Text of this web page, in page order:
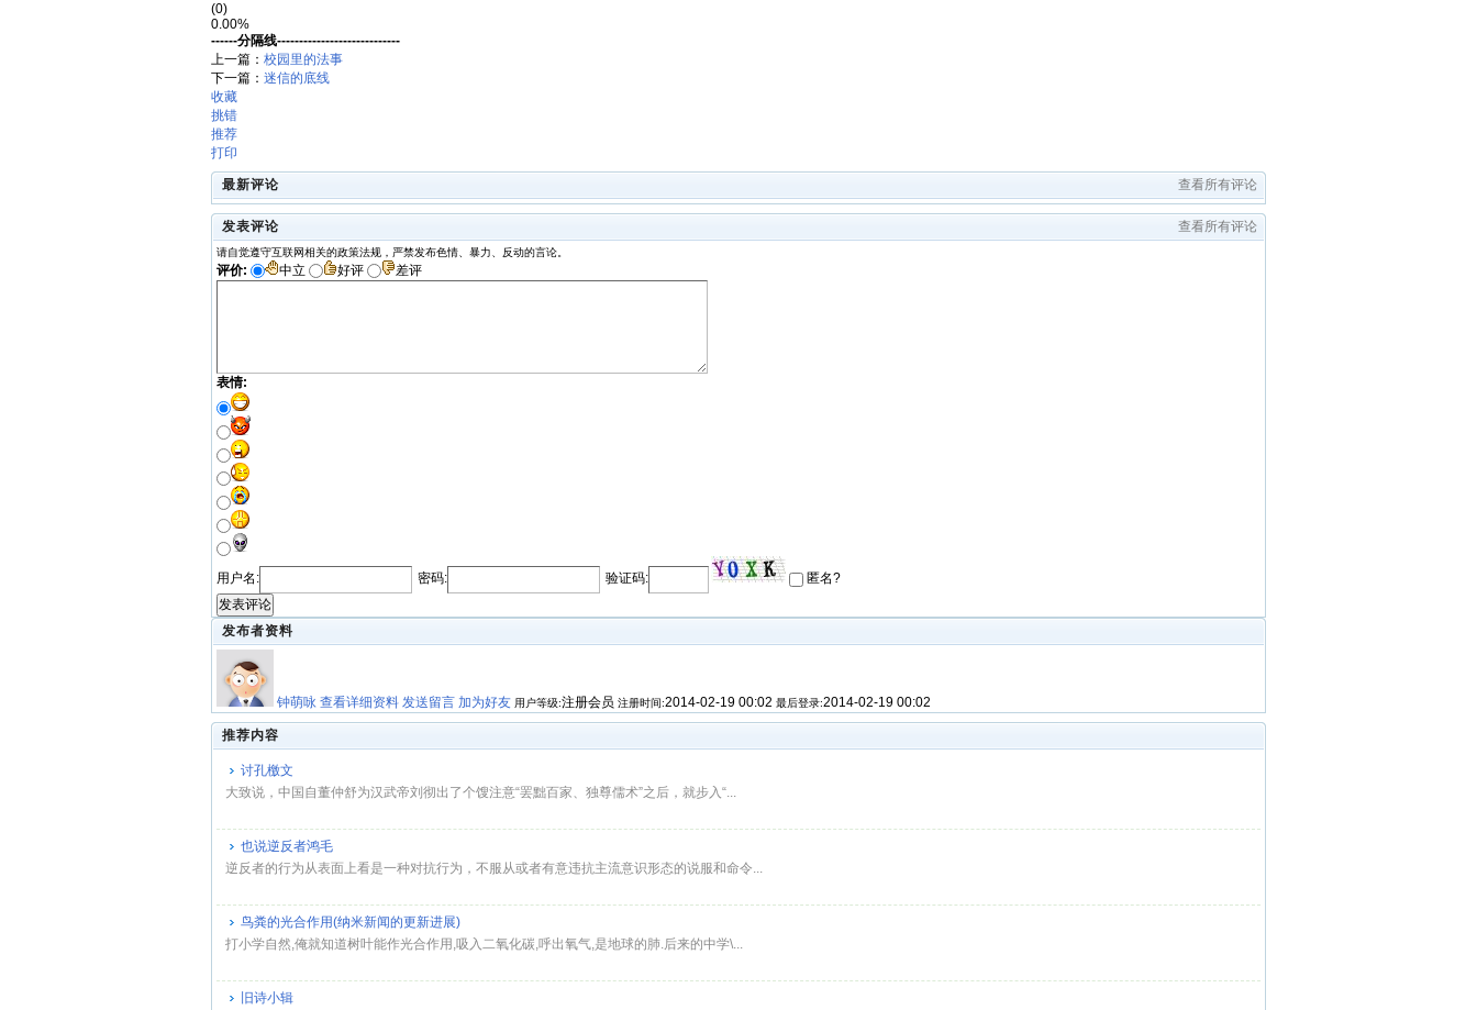
(0)
0.00%
------分隔线----------------------------
上一篇： 校园里的法事
下一篇： 迷信的底线
收藏
挑错
推荐
打印
最新评论 查看所有评论
发表评论 查看所有评论
请自觉遵守互联网相关的政策法规，严禁发布色情、暴力、反动的言论。
评价: 中立 好评 差评
表情:
用户名: 密码: 验证码:
匿名?
发表评论
发布者资料
钟萌咏 查看详细资料 发送留言 加为好友 用户等级:注册会员 注册时间:2014-02-19 00:02 最后登录:2014-02-19 00:02
推荐内容
讨孔檄文
大致说，中国自董仲舒为汉武帝刘彻出了个馊注意“罢黜百家、独尊儒术”之后，就步入“...
也说逆反者鸿毛
逆反者的行为从表面上看是一种对抗行为，不服从或者有意违抗主流意识形态的说服和命令...
鸟粪的光合作用(纳米新闻的更新进展)
打小学自然,俺就知道树叶能作光合作用,吸入二氧化碳,呼出氧气,是地球的肺.后来的中学\...
旧诗小辑